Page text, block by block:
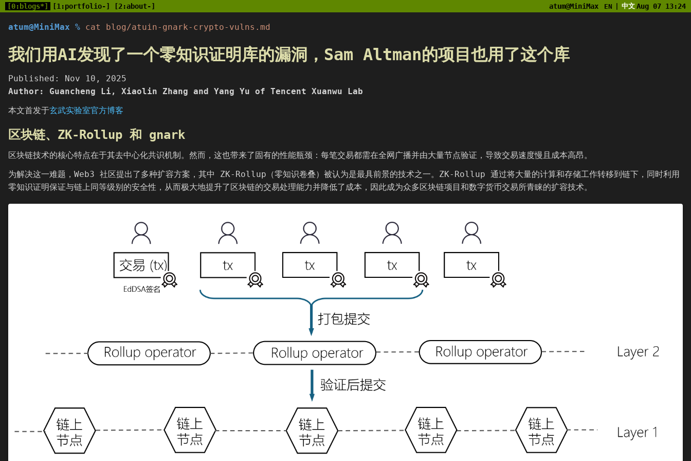
[0:blogs*] [1:portfolio-] [2:about-] atum@MiniMax EN 中文 Aug 07 13:24
atum@MiniMax % cat blog/atuin-gnark-crypto-vulns.md
我们用AI发现了一个零知识证明库的漏洞，Sam Altman的项目也用了这个库
Published: Nov 10, 2025
Author: Guancheng Li, Xiaolin Zhang and Yang Yu of Tencent Xuanwu Lab
本文首发于玄武实验室官方博客
区块链、ZK-Rollup 和 gnark
区块链技术的核心特点在于其去中心化共识机制。然而，这也带来了固有的性能瓶颈：每笔交易都需在全网广播并由大量节点验证，导致交易速度慢且成本高昂。
为解决这一难题，Web3 社区提出了多种扩容方案，其中 ZK-Rollup（零知识卷叠）被认为是最具前景的技术之一。ZK-Rollup 通过将大量的计算和存储工作转移到链下，同时利用
零知识证明保证与链上同等级别的安全性，从而极大地提升了区块链的交易处理能力并降低了成本，因此成为众多区块链项目和数字货币交易所青睐的扩容技术。